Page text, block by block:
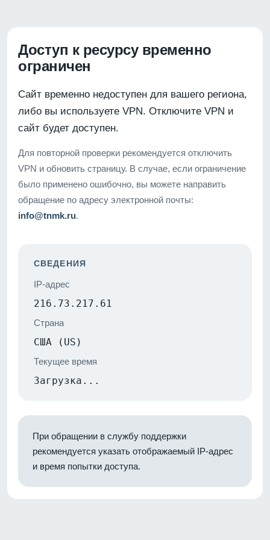
Доступ к ресурсу временно
ограничен
Сайт временно недоступен для вашего региона,
либо вы используете VPN. Отключите VPN и
сайт будет доступен.
Для повторной проверки рекомендуется отключить
VPN и обновить страницу. В случае, если ограничение
было применено ошибочно, вы можете направить
обращение по адресу электронной почты:
info@tnmk.ru.
СВЕДЕНИЯ
IP-адрес
216.73.217.61
Страна
США (US)
Текущее время
Загрузка...
При обращении в службу поддержки
рекомендуется указать отображаемый IP-адрес
и время попытки доступа.